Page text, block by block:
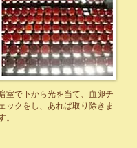
室で下から光を当て、血卵チ
ェックをし、あれば取り除きま
。